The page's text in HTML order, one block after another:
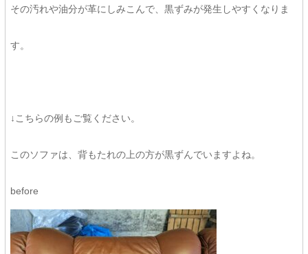
その汚れや油分が革にしみこんで、黒ずみが発生しやすくなりま
す。
↓こちらの例もご覧ください。
このソファは、背もたれの上の方が黒ずんでいますよね。
before